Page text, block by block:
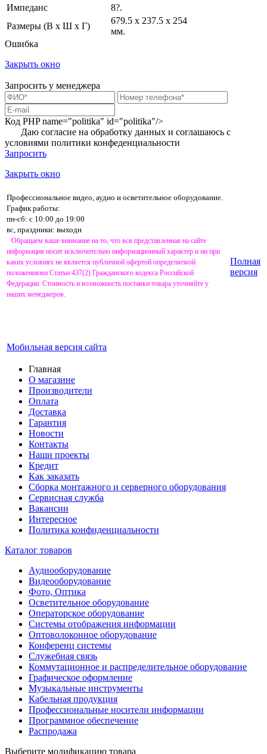
Импеданс
8?.
Размеры (В x Ш x Г)
679.5 x 237.5 x 254
мм.
Ошибка
Закрыть окно
Запросить у менеджера
Код PHPname="politika" id="politika"/>
Даю согласие на обработку данных и соглашаюсь с
условиями политики конфеденциальности
Запросить
Закрыть окно
Профессиональное видео, аудио и осветительное оборудование.
График работы:
пн-сб: с 10:00 до 19:00
вс, праздники: выходн
Обращаем ваше внимание на то, что вся представленная на сайте
информация носит исключительно информационный характер и ни при
каких условиях не является публичной офертой определяемой
положениями Статьи 437(2) Гражданского кодекса Российской
Федерации. Стоимость и возможность поставки товара уточняйте у
наших менеджеров.
Мобильная версия сайта
Полная
версия
Главная
О магазине
Производители
Оплата
Доставка
Гарантия
Новости
Контакты
Наши проекты
Кредит
Как заказать
Сборка монтажного и серверного оборудования
Сервисная служба
Вакансии
Интересное
Политика конфиденциальности
Каталог товаров
Аудиооборудование
Видеооборудование
Фото, Оптика
Осветительное оборудование
Операторское оборудование
Системы отображения информации
Оптоволоконное оборудование
Конференц системы
Служебная связь
Коммутационное и распределительное оборудование
Графическое оформление
Музыкальные инструменты
Кабельная продукция
Профессиональные носители информации
Программное обеспечение
Распродажа
Выберите модификацию товара